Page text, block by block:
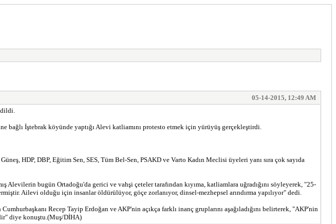
05-14-2015, 12:49 AM
İştebrak köyünde yaptığı Alevi katliamını protesto etmek için yürüyüş gerçekleştirdi.
HDP, DBP, Eğitim Sen, SES, Tüm Bel-Sen, PSAKD ve Varto Kadın Meclisi üyeleri yanı sıra çok sayıda
bugün Ortadoğu'da gerici ve vahşi çeteler tarafından kıyıma, katliamlara uğradığını söyleyerek, "25-
Ailevi olduğu için insanlar öldürülüyor, göçe zorlanıyor, dinsel-mezhepsel arındırma yapılıyor" dedi.
Recep Tayip Erdoğan ve AKP'nin açıkça farklı inanç gruplarını aşağıladığını belirterek, "AKP'nin
diye konuştu.(Muş/DİHA)